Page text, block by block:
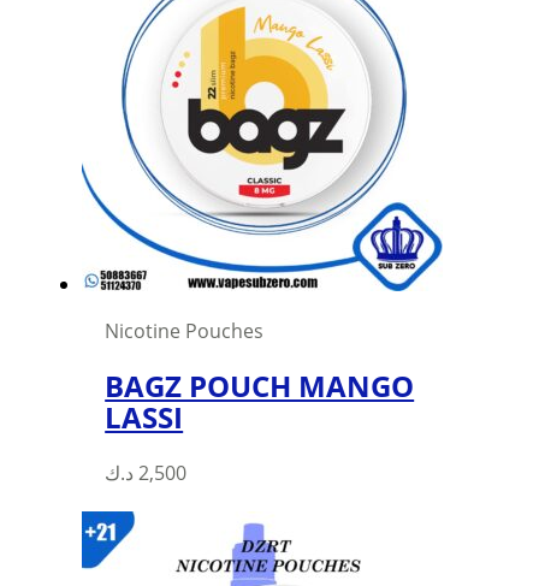
Nicotine Pouches
BAGZ POUCH MANGO
LASSI
2,500 د.ك
This
multiple